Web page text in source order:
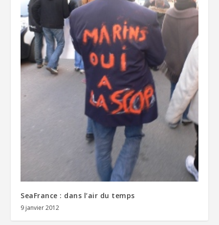
SeaFrance : dans l’air du temps
9 janvier 2012